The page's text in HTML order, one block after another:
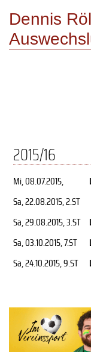
Dennis
2015/16
Mi, 08.07.2015,
Sa, 22.08.2015, 2.ST
Sa, 29.08.2015, 3.ST
Sa, 03.10.2015, 7.ST
Sa, 24.10.2015, 9.ST